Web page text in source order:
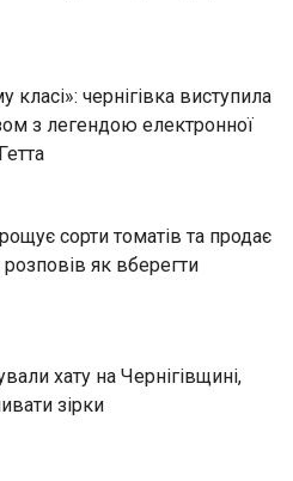
класі»: чернігівка виступила
з легендою електронної
сорти томатів та продає
розповів як вберегти
хату на Чернігівщині,
зірки